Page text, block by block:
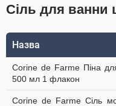
Сіль для ванни
Назва
Corine de Farme Піна
500 мл 1 флакон
Corine de Farme Сіль